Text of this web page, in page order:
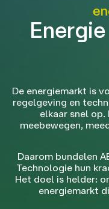
De energiemarkt is
regelgeving en
elkaar snel
meebewegen,
Daarom bundelen
Technologie hun
Het doel is helder:
energiemarkt